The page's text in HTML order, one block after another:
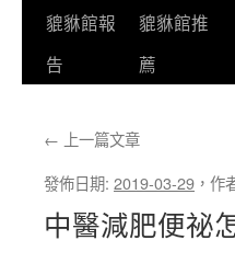
貔貅館報
告
貔貅館推
薦
← 上一篇文章
發佈日期: 2019-03-29 ， 作
中醫減肥便祕